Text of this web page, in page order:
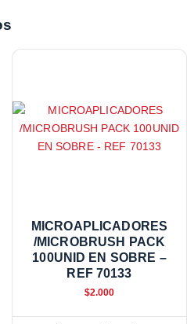
MICROAPLICADORES
/MICROBRUSH PACK
100UNID EN SOBRE –
REF 70133
$2.000